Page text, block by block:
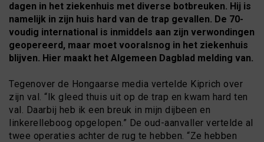
dagen in het ziekenhuis met diverse botbreuken. Hij is
namelijk in zijn huis hard van de trap gevallen. De 70-
voudig international is inmiddels aan zijn verwondingen
geopereerd, maar moet vooralsnog in het ziekenhuis
blijven. Hier maakt het Algemeen Dagblad melding van.
Tegenover de Hongaarse media vertelde Kiprich over
zijn val. “Ik gleed thuis uit op de trap en kwam hard ten
val. Daarbij heb ik een breuk in mijn dijbeen en
linkerelleboog opgelopen.” De oud-aanvaller vertelde al
twee operaties achter de rug te hebben. “Ze hebben